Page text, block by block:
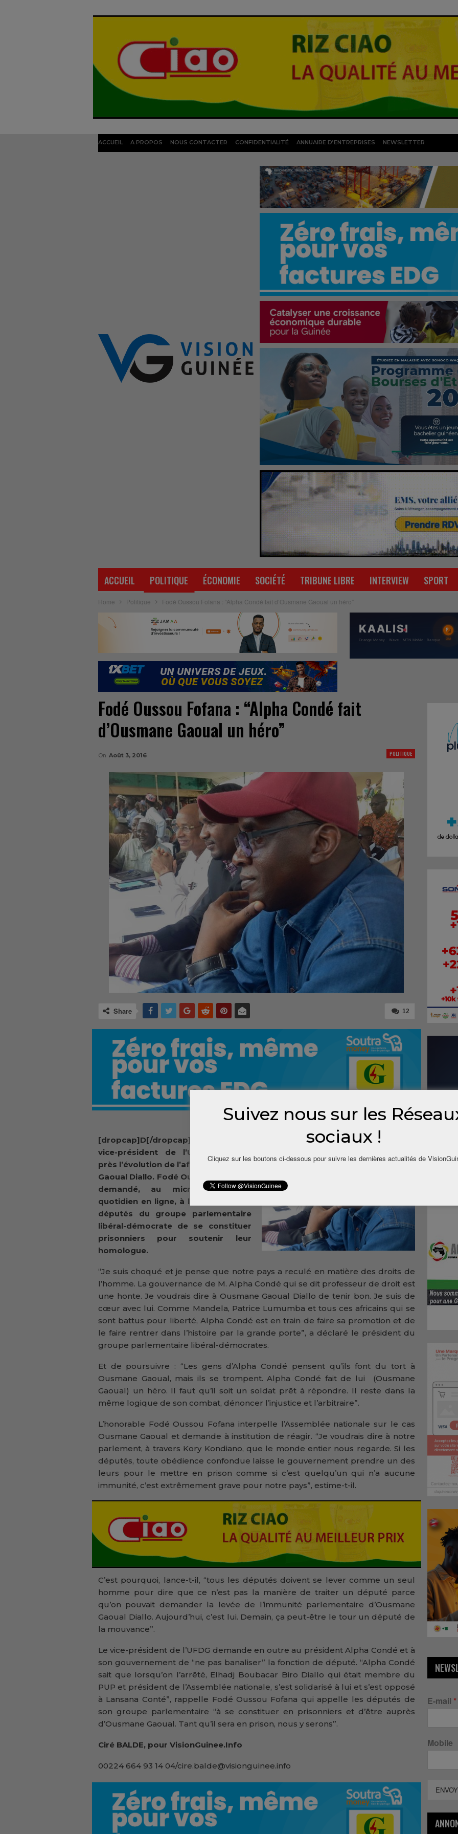
ACCUEIL A PROPOS NOUS CONTACTER CONFIDENTIALITÉ ANNUAIRE D’ENTREPRISES NEWSLETTER
ACCUEIL POLITIQUE ÉCONOMIE SOCIÉTÉ TRIBUNE LIBRE INTERVIEW SPORT
Home Politique Fodé Oussou Fofana : “Alpha Condé fait d’Ousmane Gaoual un héro”
Fodé Oussou Fofana : “Alpha Condé fait
d’Ousmane Gaoual un héro”
POLITIQUE
On Août 3, 2016
12
Share
[dropcap]D[/dropcap]epuis Paris, le
vice-président de l’UFDG suit de
près l’évolution de l’affaire Ousmane
Gaoual Diallo. Fodé Oussou Fofana a
demandé, au micro de votre
quotidien en ligne, à l’ensemble des
députés du groupe parlementaire
libéral-démocrate de se constituer
prisonniers pour soutenir leur
homologue.
“Je suis choqué et je pense que notre pays a reculé en matière des droits de
l’homme. La gouvernance de M. Alpha Condé qui se dit professeur de droit est
une honte. Je voudrais dire à Ousmane Gaoual Diallo de tenir bon. Je suis de
cœur avec lui. Comme Mandela, Patrice Lumumba et tous ces africains qui se
sont battus pour liberté, Alpha Condé est en train de faire sa promotion et de
le faire rentrer dans l’histoire par la grande porte”, a déclaré le président du
groupe parlementaire libéral-démocrates.
Et de poursuivre : “Les gens d’Alpha Condé pensent qu’ils font du tort à
Ousmane Gaoual, mais ils se trompent. Alpha Condé fait de lui (Ousmane
Gaoual) un héro. Il faut qu’il soit un soldat prêt à répondre. Il reste dans la
même logique de son combat, dénoncer l’injustice et l’arbitraire”.
L’honorable Fodé Oussou Fofana interpelle l’Assemblée nationale sur le cas
Ousmane Gaoual et demande à institution de réagir. “Je voudrais dire à notre
parlement, à travers Kory Kondiano, que le monde entier nous regarde. Si les
députés, toute obédience confondue laisse le gouvernement prendre un des
leurs pour le mettre en prison comme si c’est quelqu’un qui n’a aucune
immunité, c’est extrêmement grave pour notre pays”, estime-t-il.
C’est pourquoi, lance-t-il, “tous les députés doivent se lever comme un seul
homme pour dire que ce n’est pas la manière de traiter un député parce
qu’on pouvait demander la levée de l’immunité parlementaire d’Ousmane
Gaoual Diallo. Aujourd’hui, c’est lui. Demain, ça peut-être le tour un député de
la mouvance”.
Le vice-président de l’UFDG demande en outre au président Alpha Condé et à
son gouvernement de “ne pas banaliser” la fonction de député. “Alpha Condé
sait que lorsqu’on l’arrêté, Elhadj Boubacar Biro Diallo qui était membre du
PUP et président de l’Assemblée nationale, s’est solidarisé à lui et s’est opposé
à Lansana Conté”, rappelle Fodé Oussou Fofana qui appelle les députés de
son groupe parlementaire “à se constituer en prisonniers et d’être auprès
d’Ousmane Gaoual. Tant qu’il sera en prison, nous y serons”.
Ciré BALDE, pour VisionGuinee.Info
00224 664 93 14 04/cire.balde@visionguinee.info
E-mail *
Mobile
Suivez nous sur les
sociaux !
Cliquez sur les boutons ci-dessous pour suivre les dernières actualités de